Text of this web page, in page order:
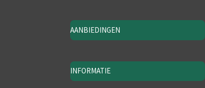
AANBIEDINGEN
INFORMATIE